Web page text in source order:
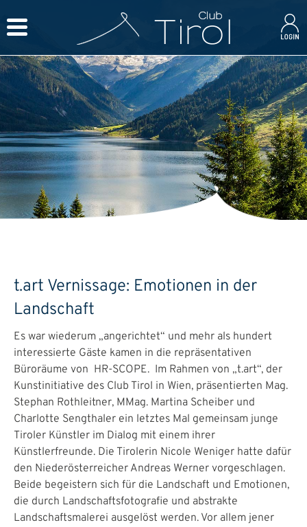
t.art Vernissage: Emotionen in der
Landschaft
Es war wiederum „angerichtet“ und mehr als hundert
interessierte Gäste kamen in die repräsentativen
Büroräume von HR-SCOPE. Im Rahmen von „t.art“, der
Kunstinitiative des Club Tirol in Wien, präsentierten Mag.
Stephan Rothleitner, MMag. Martina Scheiber und
Charlotte Sengthaler ein letztes Mal gemeinsam junge
Tiroler Künstler im Dialog mit einem ihrer
Künstlerfreunde. Die Tirolerin Nicole Weniger hatte dafür
den Niederösterreicher Andreas Werner vorgeschlagen.
Beide begeistern sich für die Landschaft und Emotionen,
die durch Landschaftsfotografie und abstrakte
Landschaftsmalerei ausgelöst werden. Vor allem jener